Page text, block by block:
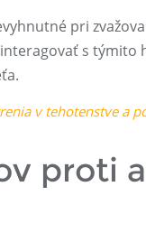
pri
s
v tehotenstve a
proti